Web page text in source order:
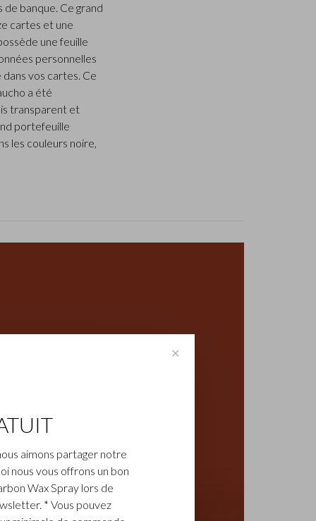
banque. Ce grand
cartes et une
une feuille
personnelles
vos cartes. Ce
a été
transparent et
portefeuille
les couleurs noire,
✕
aimons partager notre
nous vous offrons un bon
Wax Spray lors de
* Vous pouvez